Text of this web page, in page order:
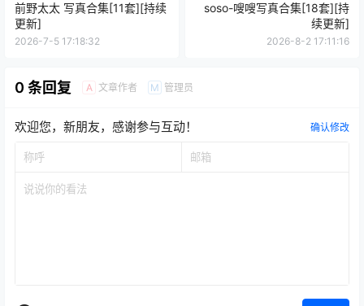
前野太太 写真合集[11套][持续
更新]
2026-7-5 17:18:32
soso-嗖嗖写真合集[18套][持
续更新]
2026-8-2 17:11:16
0 条回复 A 文章作者 M 管理员
欢迎您，新朋友，感谢参与互动！ 确认修改